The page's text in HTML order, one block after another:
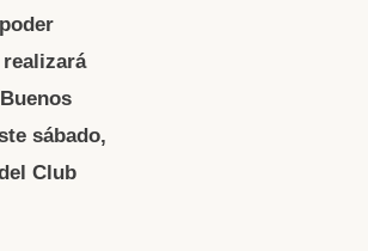
sábado,
Club